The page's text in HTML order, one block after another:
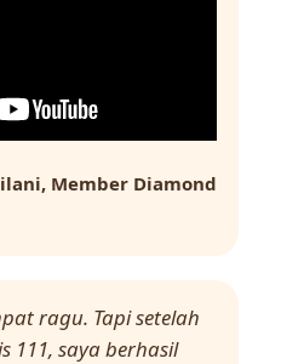
Member Diamond
ragu. Tapi setelah
111, saya berhasil